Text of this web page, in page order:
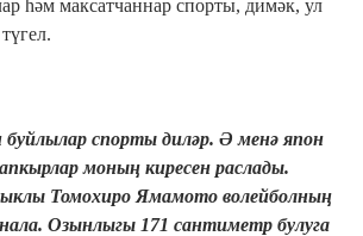
һәм максатчаннар спорты, димәк, ул
буйлылар спорты диләр. Ә менә япон
моның киресен раслады.
Томохиро Ямамото волейболның
Озынлыгы 171 сантиметр булуга